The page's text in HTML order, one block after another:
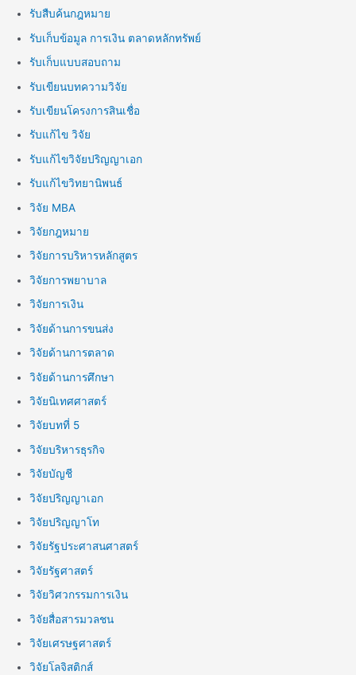
รับสืบค้นกฎหมาย
รับเก็บข้อมูล การเงิน ตลาดหลักทรัพย์
รับเก็บแบบสอบถาม
รับเขียนบทความวิจัย
รับเขียนโครงการสินเชื่อ
รับแก้ไข วิจัย
รับแก้ไขวิจัยปริญญาเอก
รับแก้ไขวิทยานิพนธ์
วิจัย MBA
วิจัยกฎหมาย
วิจัยการบริหารหลักสูตร
วิจัยการพยาบาล
วิจัยการเงิน
วิจัยด้านการขนส่ง
วิจัยด้านการตลาด
วิจัยด้านการศึกษา
วิจัยนิเทศศาสตร์
วิจัยบทที่ 5
วิจัยบริหารธุรกิจ
วิจัยบัญชี
วิจัยปริญญาเอก
วิจัยปริญญาโท
วิจัยรัฐประศาสนศาสตร์
วิจัยรัฐศาสตร์
วิจัยวิศวกรรมการเงิน
วิจัยสื่อสารมวลชน
วิจัยเศรษฐศาสตร์
วิจัยโลจิสติกส์